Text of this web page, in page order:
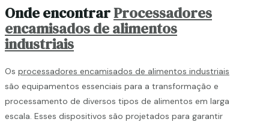
Onde encontrarProcessadores
encamisados de alimentos
industriais
Os processadores encamisados de alimentos industriais
são equipamentos essenciais para a transformação e
processamento de diversos tipos de alimentos em larga
escala. Esses dispositivos são projetados para garantir